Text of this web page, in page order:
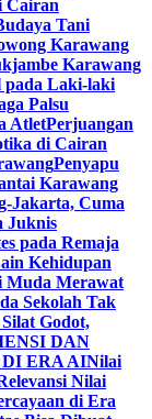
Cairan
Tani
Karawang
Karawang
pada Laki-laki
Palsu
AtletPerjuangan
di Cairan
Penyapu
Karawang
Jakarta, Cuma
Juknis
pada Remaja
Kehidupan
Muda Merawat
Sekolah Tak
Godot,
DAN
ERA AINilai
Nilai
di Era